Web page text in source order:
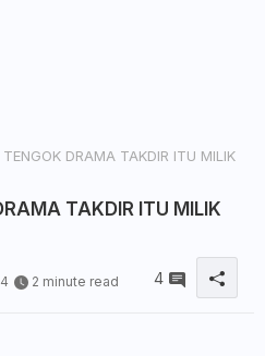
TENGOK DRAMA TAKDIR ITU MILIK
TAKDIR ITU MILIK
2 minute read 4